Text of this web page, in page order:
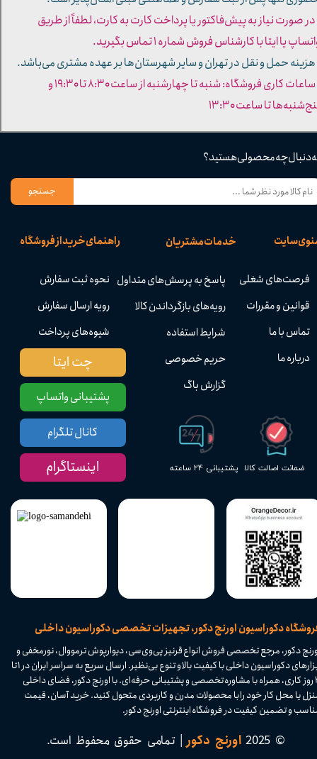
دکوراسیون اورنج دکور، تجهیزات تخصصی دکوراسیون داخلی
پشتیبانی ۲۴ ساعته ضمانت اصالت کالا
راهنمای خرید از فروشگاه
نحوه ثبت سفارش
رویه ارسال سفارش
شیوه‌های پرداخت
خدمات مشتریان
پاسخ به پرسش‌های متداول
رویه‌های بازگرداندن کالا
شرایط استفاده
حریم خصوصی
گزارش باگ
سایت
فرصت‌های شغلی
قوانین و مقررات
تماس با ما
درباره ما
دنبال چه محصولی هستید؟
جستجو
دکور، مرجع تخصصی فروش انواع قرنیز پی‌وی‌سی، دیوارپوش ترمووال، نورمخفی و
ابزارهای دکوراسیون داخلی با کیفیت بالا و تنوع بی‌نظیر. ارسال سریع به سراسر ایران در ۱ تا
۴ روز کاری، همراه با مشاوره تخصصی و پشتیبانی حرفه‌ای. با اورنج دکور، فضای داخلی
یا محل کار خود را با محصولات مدرن و کاربردی متحول کنید. خرید آسان، قیمت
و تضمین کیفیت در فروشگاه اینترنتی اورنج دکور.​​​​​​​
© 2025 اورنج دکور| تمامی حقوق محفوظ است.​​​​​​​
پشتیبانی واتساپ
چت ایتا
کانال تلگرام
اینستاگرام
صورت نیاز به پیش‌فاکتور یا پرداخت کارت به کارت، لطفاً از طریق
یا ایتا با کارشناس فروش شماره ۱ تماس بگیرید.
حمل و نقل در تهران و سایر شهرستان‌ها بر عهده مشتری می‌باشد.
- ساعات کاری فروشگاه: شنبه تا چهارشنبه از ساعت ۸:۳۰ تا ۱۹:۳۰ و
تا ساعت ۱۳:۳۰​​​​​​​